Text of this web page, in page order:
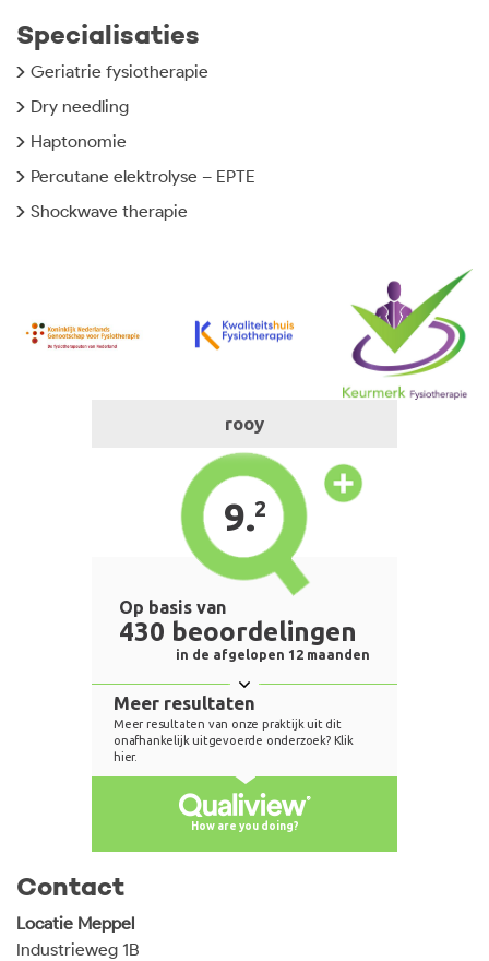
Specialisaties
Geriatrie fysiotherapie
Dry needling
Haptonomie
Percutane elektrolyse – EPTE
Shockwave therapie
Contact
Locatie Meppel
Industrieweg 1B